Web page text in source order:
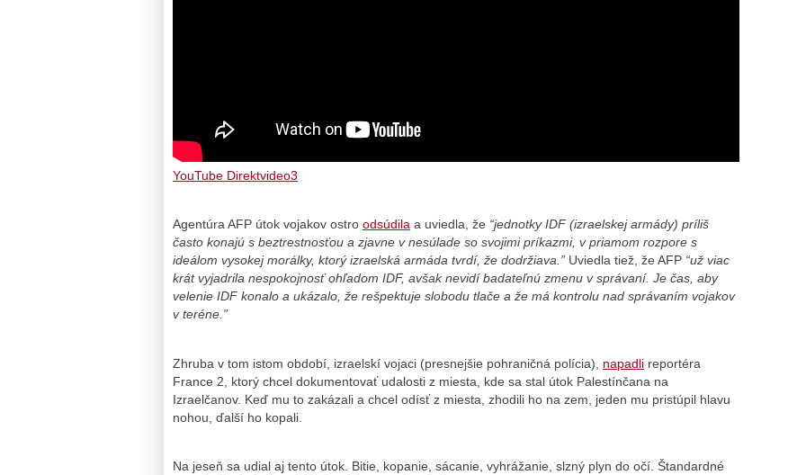
YouTube Direktvideo3
Agentúra AFP útok vojakov ostro odsúdila a uviedla, že “jednotky IDF (izraelskej armády) príliš
často konajú s beztrestnosťou a zjavne v nesúlade so svojimi príkazmi, v priamom rozpore s
ideálom vysokej morálky, ktorý izraelská armáda tvrdí, že dodržiava.” Uviedla tiež, že AFP “už viac
krát vyjadrila nespokojnosť ohľadom IDF, avšak nevidí badateľnú zmenu v správaní. Je čas, aby
velenie IDF konalo a ukázalo, že rešpektuje slobodu tlače a že má kontrolu nad správaním vojakov
v teréne.”
Zhruba v tom istom období, izraelskí vojaci (presnejšie pohraničná polícia), napadli reportéra
France 2, ktorý chcel dokumentovať udalosti z miesta, kde sa stal útok Palestínčana na
Izraelčanov. Keď mu to zakázali a chcel odísť z miesta, zhodili ho na zem, jeden mu pristúpil hlavu
nohou, ďalší ho kopali.
Na jeseň sa udial aj tento útok. Bitie, kopanie, sácanie, vyhrážanie, slzný plyn do očí. Štandardné